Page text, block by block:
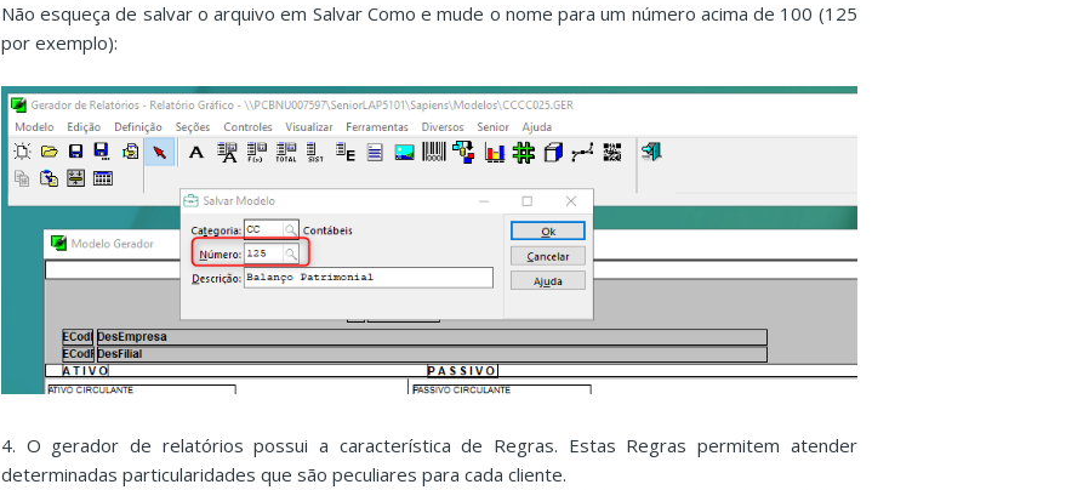
Não esqueça de salvar o arquivo em Salvar Como e mude o nome para um número acima de 100 (125
por exemplo):
4. O gerador de relatórios possui a característica de Regras. Estas Regras permitem atender
determinadas particularidades que são peculiares para cada cliente.